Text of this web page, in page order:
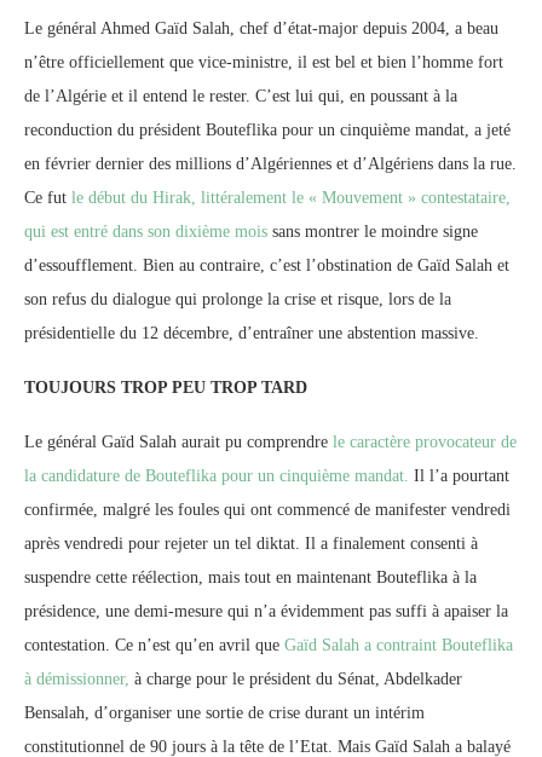
Le général Ahmed Gaïd Salah, chef d’état-major depuis 2004, a beau
n’être officiellement que vice-ministre, il est bel et bien l’homme fort
de l’Algérie et il entend le rester. C’est lui qui, en poussant à la
reconduction du président Bouteflika pour un cinquième mandat, a jeté
en février dernier des millions d’Algériennes et d’Algériens dans la rue.
Ce fut le début du Hirak, littéralement le « Mouvement » contestataire,
qui est entré dans son dixième mois sans montrer le moindre signe
d’essoufflement. Bien au contraire, c’est l’obstination de Gaïd Salah et
son refus du dialogue qui prolonge la crise et risque, lors de la
présidentielle du 12 décembre, d’entraîner une abstention massive.
TOUJOURS TROP PEU TROP TARD
Le général Gaïd Salah aurait pu comprendre le caractère provocateur de
la candidature de Bouteflika pour un cinquième mandat. Il l’a pourtant
confirmée, malgré les foules qui ont commencé de manifester vendredi
après vendredi pour rejeter un tel diktat. Il a finalement consenti à
suspendre cette réélection, mais tout en maintenant Bouteflika à la
présidence, une demi-mesure qui n’a évidemment pas suffi à apaiser la
contestation. Ce n’est qu’en avril que Gaïd Salah a contraint Bouteflika
à démissionner, à charge pour le président du Sénat, Abdelkader
Bensalah, d’organiser une sortie de crise durant un intérim
constitutionnel de 90 jours à la tête de l’Etat. Mais Gaïd Salah a balayé